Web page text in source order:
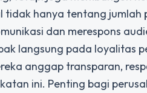
tidak hanya tentang jumlah
dan merespons
langsung pada loyalitas
anggap transparan,
ini. Penting bagi